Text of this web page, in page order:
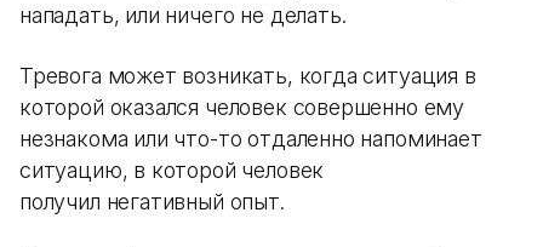
нападать, или ничего не делать.
Тревога может возникать, когда ситуация в
которой оказался человек совершенно ему
незнакома или что-то отдаленно напоминает
ситуацию, в которой человек
получил негативный опыт.